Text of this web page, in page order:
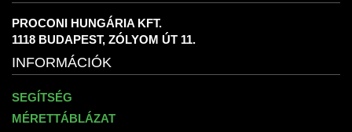
PROCONI HUNGÁRIA KFT.
1118 BUDAPEST, ZÓLYOM ÚT 11.
INFORMÁCIÓK
SEGÍTSÉG
MÉRETTÁBLÁZAT